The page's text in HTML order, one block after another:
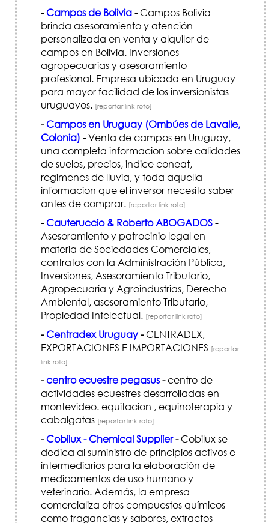
-Campos de Bolivia-Campos Bolivia
brinda asesoramiento y atención
personalizada en venta y alquiler de
campos en Bolivia. Inversiones
agropecuarias y asesoramiento
profesional. Empresa ubicada en Uruguay
para mayor facilidad de los inversionistas
uruguayos. [reportar link roto]
-Campos en Uruguay (Ombúes de Lavalle,
Colonia) -Venta de campos en Uruguay,
una completa informacion sobre calidades
de suelos, precios, indice coneat,
regimenes de lluvia, y toda aquella
informacion que el inversor necesita saber
antes de comprar. [reportar link roto]
-Cauteruccio & Roberto ABOGADOS-
Asesoramiento y patrocinio legal en
materia de Sociedades Comerciales,
contratos con la Administración Pública,
Inversiones, Asesoramiento Tributario,
Agropecuaria y Agroindustrias, Derecho
Ambiental, asesoramiento Tributario,
Propiedad Intelectual. [reportar link roto]
-Centradex Uruguay-CENTRADEX,
EXPORTACIONES E IMPORTACIONES [reportar
link roto]
-centro ecuestre pegasus-centro de
actividades ecuestres desarrolladas en
montevideo. equitacion , equinoterapia y
cabalgatas [reportar link roto]
-Cobilux - Chemical Supplier-Cobilux se
dedica al suministro de principios activos e
intermediarios para la elaboración de
medicamentos de uso humano y
veterinario. Además, la empresa
comercializa otros compuestos químicos
como fragancias y sabores, extractos